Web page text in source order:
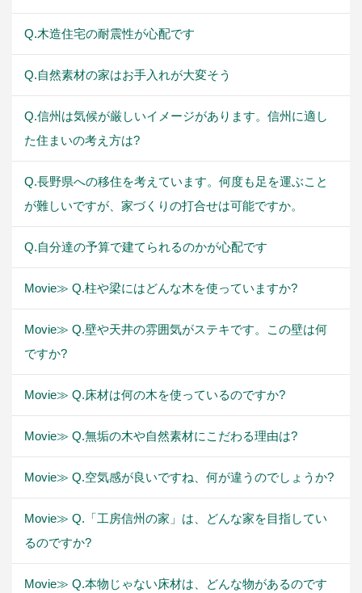
Q.木造住宅の耐震性が心配です
Q.自然素材の家はお手入れが大変そう
Q.信州は気候が厳しいイメージがあります。信州に適し
た住まいの考え方は?
Q.長野県への移住を考えています。何度も足を運ぶこと
が難しいですが、家づくりの打合せは可能ですか。
Q.自分達の予算で建てられるのかが心配です
Movie≫ Q.柱や梁にはどんな木を使っていますか?
Movie≫ Q.壁や天井の雰囲気がステキです。この壁は何
ですか?
Movie≫ Q.床材は何の木を使っているのですか?
Movie≫ Q.無垢の木や自然素材にこだわる理由は?
Movie≫ Q.空気感が良いですね、何が違うのでしょうか?
Movie≫ Q.「工房信州の家」は、どんな家を目指してい
るのですか?
Movie≫ Q.本物じゃない床材は、どんな物があるのです